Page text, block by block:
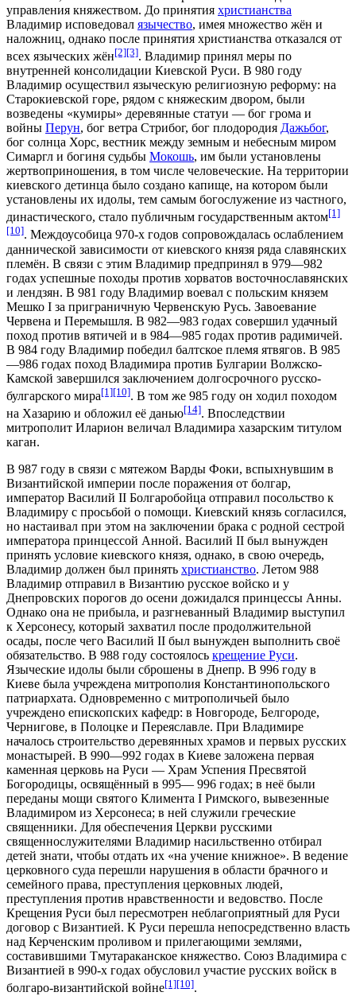
управления княжеством. До принятия христианства
Владимир исповедовал язычество, имея множество жён и
наложниц, однако после принятия христианства отказался от
всех языческих жён[2][3]. Владимир принял меры по
внутренней консолидации Киевской Руси. В 980 году
Владимир осуществил языческую религиозную реформу: на
Старокиевской горе, рядом с княжеским двором, были
возведены «кумиры» деревянные статуи — бог грома и
войны Перун, бог ветра Стрибог, бог плодородия Дажьбог,
бог солнца Хорс, вестник между земным и небесным миром
Симаргл и богиня судьбы Мокошь, им были установлены
жертвоприношения, в том числе человеческие. На территории
киевского детинца было создано капище, на котором были
установлены их идолы, тем самым богослужение из частного,
династического, стало публичным государственным актом[1]
[10]. Междоусобица 970-х годов сопровождалась ослаблением
даннической зависимости от киевского князя ряда славянских
племён. В связи с этим Владимир предпринял в 979—982
годах успешные походы против хорватов восточнославянских
и лендзян. В 981 году Владимир воевал с польским князем
Мешко I за приграничную Червенскую Русь. Завоевание
Червена и Перемышля. В 982—983 годах совершил удачный
поход против вятичей и в 984—985 годах против радимичей.
В 984 году Владимир победил балтское племя ятвягов. В 985
—986 годах поход Владимира против Булгарии Волжско-
Камской завершился заключением долгосрочного русско-
булгарского мира[1][10]. В том же 985 году он ходил походом
на Хазарию и обложил её данью[14]. Впоследствии
митрополит Иларион величал Владимира хазарским титулом
каган.
В 987 году в связи с мятежом Варды Фоки, вспыхнувшим в
Византийской империи после поражения от болгар,
император Василий II Болгаробойца отправил посольство к
Владимиру с просьбой о помощи. Киевский князь согласился,
но настаивал при этом на заключении брака с родной сестрой
императора принцессой Анной. Василий II был вынужден
принять условие киевского князя, однако, в свою очередь,
Владимир должен был принять христианство. Летом 988
Владимир отправил в Византию русское войско и у
Днепровских порогов до осени дожидался принцессы Анны.
Однако она не прибыла, и разгневанный Владимир выступил
к Херсонесу, который захватил после продолжительной
осады, после чего Василий II был вынужден выполнить своё
обязательство. В 988 году состоялось крещение Руси.
Языческие идолы были сброшены в Днепр. В 996 году в
Киеве была учреждена митрополия Константинопольского
патриархата. Одновременно с митрополичьей было
учреждено епископских кафедр: в Новгороде, Белгороде,
Чернигове, в Полоцке и Переяславле. При Владимире
началось строительство деревянных храмов и первых русских
монастырей. В 990—992 годах в Киеве заложена первая
каменная церковь на Руси — Храм Успения Пресвятой
Богородицы, освящённый в 995— 996 годах; в неё были
переданы мощи святого Климента I Римского, вывезенные
Владимиром из Херсонеса; в ней служили греческие
священники. Для обеспечения Церкви русскими
священнослужителями Владимир насильственно отбирал
детей знати, чтобы отдать их «на учение книжное». В ведение
церковного суда перешли нарушения в области брачного и
семейного права, преступления церковных людей,
преступления против нравственности и ведовство. После
Крещения Руси был пересмотрен неблагоприятный для Руси
договор с Византией. К Руси перешла непосредственно власть
над Керченским проливом и прилегающими землями,
составившими Тмутараканское княжество. Союз Владимира с
Византией в 990-х годах обусловил участие русских войск в
болгаро-византийской войне[1][10].